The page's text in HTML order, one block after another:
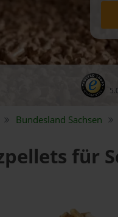
Bundesland Sachsen
für